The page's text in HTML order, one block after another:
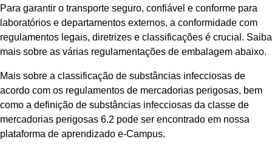
Para garantir o transporte seguro, confiável e conforme para
laboratórios e departamentos externos, a conformidade com
regulamentos legais, diretrizes e classificações é crucial. Saiba
mais sobre as várias regulamentações de embalagem abaixo.
Mais sobre a classificação de substâncias infecciosas de
acordo com os regulamentos de mercadorias perigosas, bem
como a definição de substâncias infecciosas da classe de
mercadorias perigosas 6.2 pode ser encontrado em nossa
plataforma de aprendizado e-Campus.